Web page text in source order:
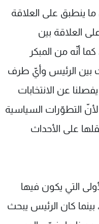
ينطبق على العلاقة
العلاقة بين
أنّه من المبكر
بين الرئيس وأيّ طرف
عن الانتخابات
التطوّرات السياسية
على الأحداث
التي يكون فيها
بينما كان الرئيس يبحث